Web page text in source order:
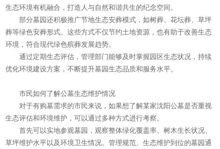
生态环境有机融合，打造人与自然和谐共生的纪念空间。
部分墓园还积极推广节地生态安葬模式，如树葬、花坛葬、草坪
葬等绿色安葬形式。这些方式不仅节约土地资源，也有助于改善生态
环境，符合现代绿色殡葬发展趋势。
通过定期生态评估，管理部门能够及时掌握园区生态状况，持续
优化环境建设方案，不断提升墓园生态品质和服务水平。
市民如何了解公墓生态维护情况
对于有购墓需求的市民来说，如果想了解某家沈阳公墓是否重视
生态评估和环境维护，可以通过多种方式进行考察。
首先可以实地参观墓园，观察整体绿化覆盖率、树木生长状况、
草坪维护水平以及环境卫生情况。管理规范、生态维护到位的墓园通